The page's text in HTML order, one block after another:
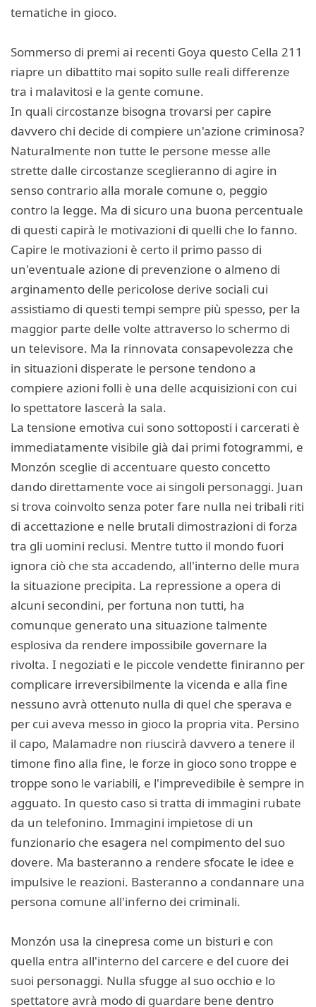
tematiche in gioco.
Sommerso di premi ai recenti Goya questo Cella 211
riapre un dibattito mai sopito sulle reali differenze
tra i malavitosi e la gente comune.
In quali circostanze bisogna trovarsi per capire
davvero chi decide di compiere un'azione criminosa?
Naturalmente non tutte le persone messe alle
strette dalle circostanze sceglieranno di agire in
senso contrario alla morale comune o, peggio
contro la legge. Ma di sicuro una buona percentuale
di questi capirà le motivazioni di quelli che lo fanno.
Capire le motivazioni è certo il primo passo di
un'eventuale azione di prevenzione o almeno di
arginamento delle pericolose derive sociali cui
assistiamo di questi tempi sempre più spesso, per la
maggior parte delle volte attraverso lo schermo di
un televisore. Ma la rinnovata consapevolezza che
in situazioni disperate le persone tendono a
compiere azioni folli è una delle acquisizioni con cui
lo spettatore lascerà la sala.
La tensione emotiva cui sono sottoposti i carcerati è
immediatamente visibile già dai primi fotogrammi, e
Monzón sceglie di accentuare questo concetto
dando direttamente voce ai singoli personaggi. Juan
si trova coinvolto senza poter fare nulla nei tribali riti
di accettazione e nelle brutali dimostrazioni di forza
tra gli uomini reclusi. Mentre tutto il mondo fuori
ignora ciò che sta accadendo, all'interno delle mura
la situazione precipita. La repressione a opera di
alcuni secondini, per fortuna non tutti, ha
comunque generato una situazione talmente
esplosiva da rendere impossibile governare la
rivolta. I negoziati e le piccole vendette finiranno per
complicare irreversibilmente la vicenda e alla fine
nessuno avrà ottenuto nulla di quel che sperava e
per cui aveva messo in gioco la propria vita. Persino
il capo, Malamadre non riuscirà davvero a tenere il
timone fino alla fine, le forze in gioco sono troppe e
troppe sono le variabili, e l'imprevedibile è sempre in
agguato. In questo caso si tratta di immagini rubate
da un telefonino. Immagini impietose di un
funzionario che esagera nel compimento del suo
dovere. Ma basteranno a rendere sfocate le idee e
impulsive le reazioni. Basteranno a condannare una
persona comune all'inferno dei criminali.
Monzón usa la cinepresa come un bisturi e con
quella entra all'interno del carcere e del cuore dei
suoi personaggi. Nulla sfugge al suo occhio e lo
spettatore avrà modo di guardare bene dentro